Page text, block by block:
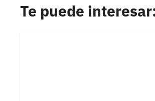
Te puede